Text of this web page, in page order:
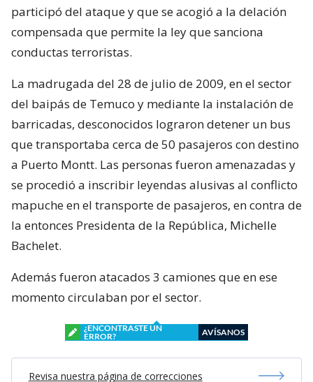
participó del ataque y que se acogió a la delación
compensada que permite la ley que sanciona
conductas terroristas.
La madrugada del 28 de julio de 2009, en el sector
del baipás de Temuco y mediante la instalación de
barricadas, desconocidos lograron detener un bus
que transportaba cerca de 50 pasajeros con destino
a Puerto Montt. Las personas fueron amenazadas y
se procedió a inscribir leyendas alusivas al conflicto
mapuche en el transporte de pasajeros, en contra de
la entonces Presidenta de la República, Michelle
Bachelet.
Además fueron atacados 3 camiones que en ese
momento circulaban por el sector.
¿ENCONTRASTE UN
ERROR?
AVÍSANOS
Revisa nuestra página de correcciones